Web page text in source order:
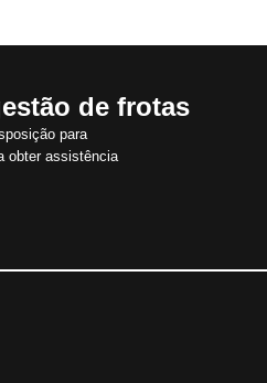
de frotas
para
obter assistência